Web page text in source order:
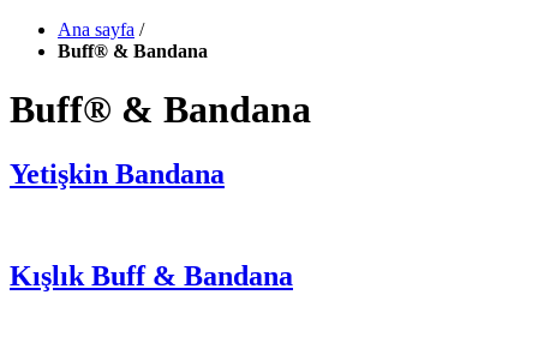
Ana sayfa /
Buff® & Bandana
Buff® & Bandana
Yetişkin Bandana
Kışlık Buff & Bandana